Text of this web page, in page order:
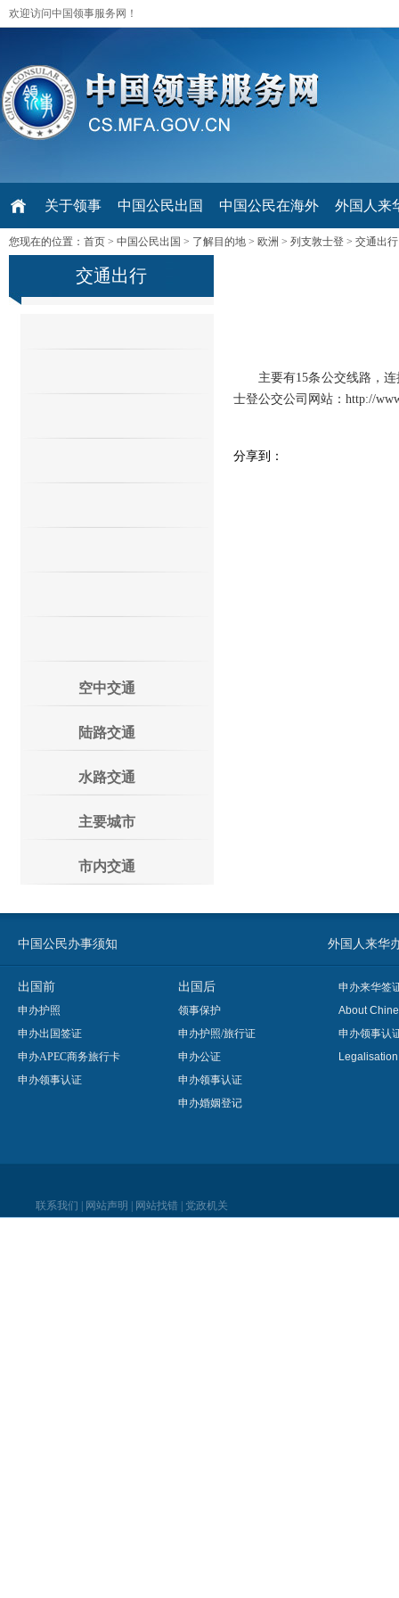
欢迎访问中国领事服务网！
关于领事 中国公民出国 中国公民在海外 外国人来
您现在的位置： 首页 > 中国公民出国 > 了解目的地 > 欧洲 > 列支敦士登 > 交通出行
交通出行
空中交通
陆路交通
水路交通
主要城市
市内交通
主要有15条公交线路，
士登公交公司网站：http://
分享到：
中国公民办事须知 外国人来华
出国前
申办护照
申办出国签证
申办APEC商务旅行卡
申办领事认证
出国后
领事保护
申办护照/旅行证
申办公证
申办领事认证
申办婚姻登记
申办来华签
About
申办领事认
联系我们 网站声明 网站找错 党政机关